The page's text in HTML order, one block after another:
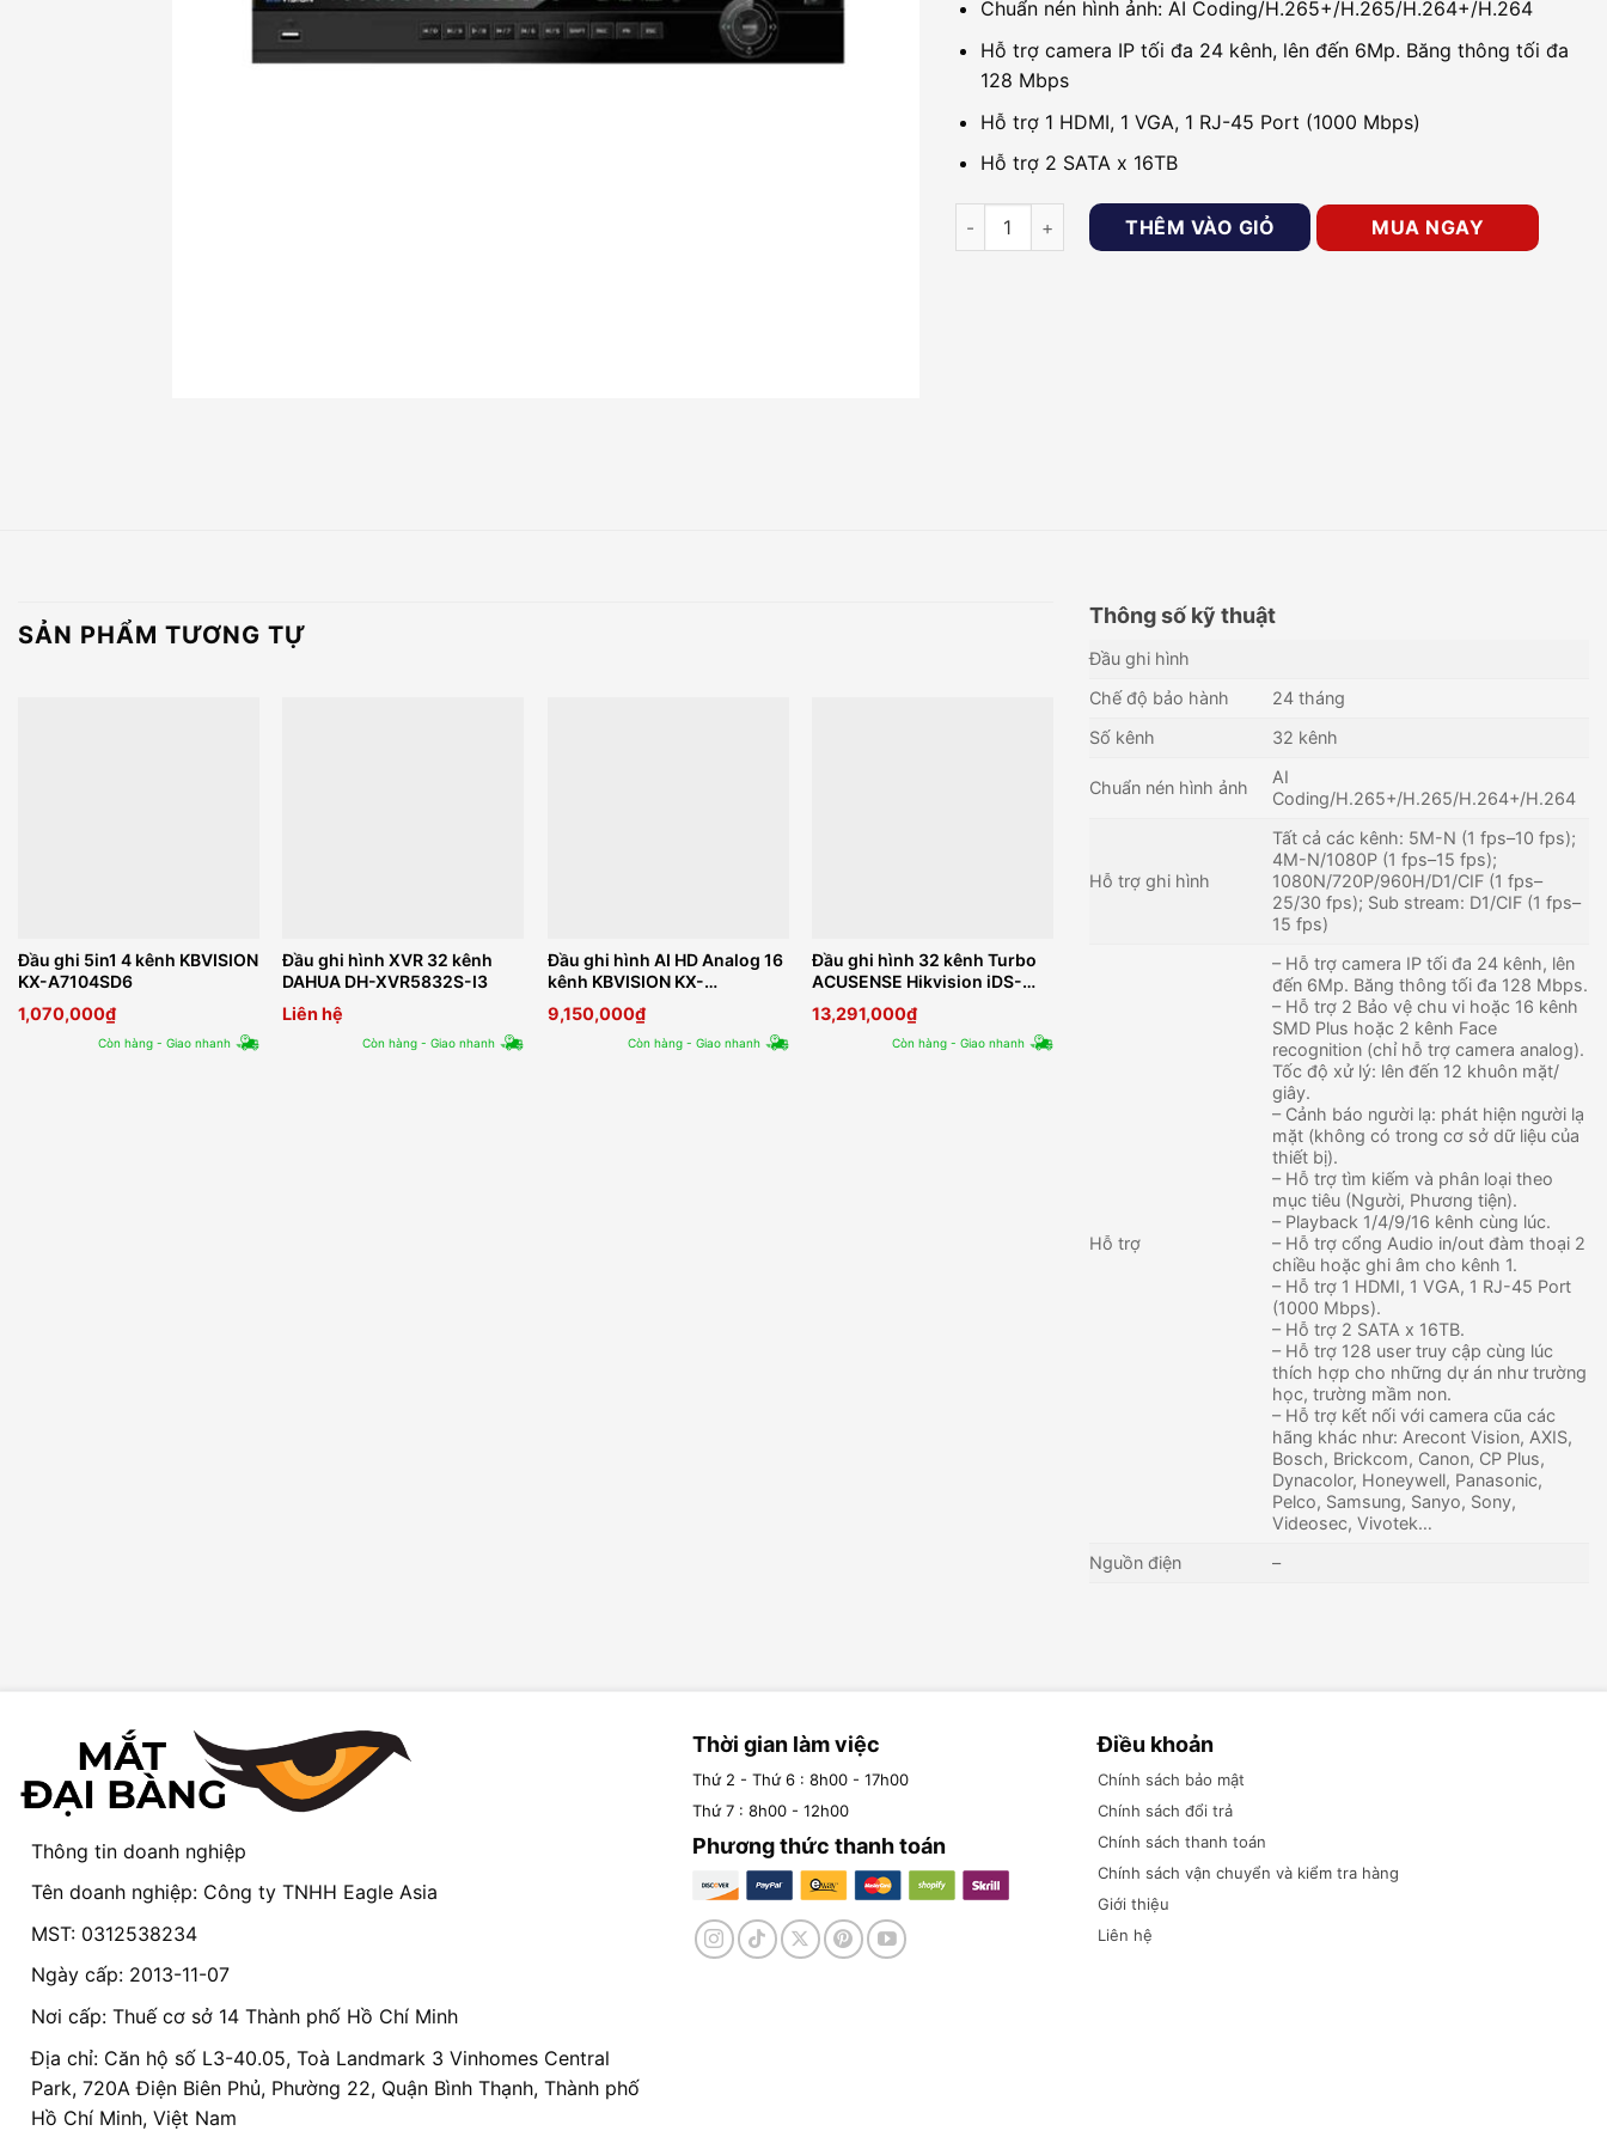
Chuẩn nén hình ảnh: AI Coding/H.265+/H.265/H.264+/H.264
Hỗ trợ camera IP tối đa 24 kênh, lên đến 6Mp. Băng thông tối đa
128 Mbps
Hỗ trợ 1 HDMI, 1 VGA, 1 RJ-45 Port (1000 Mbps)
Hỗ trợ 2 SATA x 16TB
Đầu ghi hình AI HD Analog 32 kênh KBVISION KX-DAi8232H3 số lượng
THÊM VÀO GIỎ MUA NGAY
SẢN PHẨM TƯƠNG TỰ
Đầu ghi 5in1 4 kênh KBVISION
KX-A7104SD6
1,070,000₫
Còn hàng - Giao nhanh
Đầu ghi hình XVR 32 kênh
DAHUA DH-XVR5832S-I3
Liên hệ
Còn hàng - Giao nhanh
Đầu ghi hình AI HD Analog 16
kênh KBVISION KX-
DAi2K8216H3
9,150,000₫
Còn hàng - Giao nhanh
Đầu ghi hình 32 kênh Turbo
ACUSENSE Hikvision iDS-
7332HQHI-M4/S
13,291,000₫
Còn hàng - Giao nhanh
KBVISION KX-DAi8416H3
Đầu ghi 5in1 16 kênh
KBVISION KX-D8216H1
5,640,000₫
Còn hàng - Giao nhanh
Thông số kỹ thuật
Đầu ghi hình
Chế độ bảo hành
24 tháng
Số kênh
32 kênh
Chuẩn nén hình ảnh
AI
Coding/H.265+/H.265/H.264+/H.264
Hỗ trợ ghi hình
Tất cả các kênh: 5M-N (1 fps–10 fps);
4M-N/1080P (1 fps–15 fps);
1080N/720P/960H/D1/CIF (1 fps–
25/30 fps); Sub stream: D1/CIF (1 fps–
15 fps)
Hỗ trợ
– Hỗ trợ camera IP tối đa 24 kênh, lên
đến 6Mp. Băng thông tối đa 128 Mbps.
– Hỗ trợ 2 Bảo vệ chu vi hoặc 16 kênh
SMD Plus hoặc 2 kênh Face
recognition (chỉ hỗ trợ camera analog).
Tốc độ xử lý: lên đến 12 khuôn mặt/
giây.
– Cảnh báo người lạ: phát hiện người lạ
mặt (không có trong cơ sở dữ liệu của
thiết bị).
– Hỗ trợ tìm kiếm và phân loại theo
mục tiêu (Người, Phương tiện).
– Playback 1/4/9/16 kênh cùng lúc.
– Hỗ trợ cổng Audio in/out đàm thoại 2
chiều hoặc ghi âm cho kênh 1.
– Hỗ trợ 1 HDMI, 1 VGA, 1 RJ-45 Port
(1000 Mbps).
– Hỗ trợ 2 SATA x 16TB.
– Hỗ trợ 128 user truy cập cùng lúc
thích hợp cho những dự án như trường
học, trường mầm non.
– Hỗ trợ kết nối với camera cũa các
hãng khác như: Arecont Vision, AXIS,
Bosch, Brickcom, Canon, CP Plus,
Dynacolor, Honeywell, Panasonic,
Pelco, Samsung, Sanyo, Sony,
Videosec, Vivotek…
Nguồn điện
–
Thông tin doanh nghiệp
Tên doanh nghiệp: Công ty TNHH Eagle Asia
MST: 0312538234
Ngày cấp: 2013-11-07
Nơi cấp: Thuế cơ sở 14 Thành phố Hồ Chí Minh
Địa chỉ: Căn hộ số L3-40.05, Toà Landmark 3 Vinhomes Central
Park, 720A Điện Biên Phủ, Phường 22, Quận Bình Thạnh, Thành phố
Hồ Chí Minh, Việt Nam
Thời gian làm việc
Thứ 2 - Thứ 6 : 8h00 - 17h00
Thứ 7 : 8h00 - 12h00
Phương thức thanh toán
Điều khoản
Chính sách bảo mật
Chính sách đổi trả
Chính sách thanh toán
Chính sách vận chuyển và kiểm tra hàng
Giới thiệu
Liên hệ